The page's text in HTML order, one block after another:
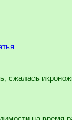
сжалась